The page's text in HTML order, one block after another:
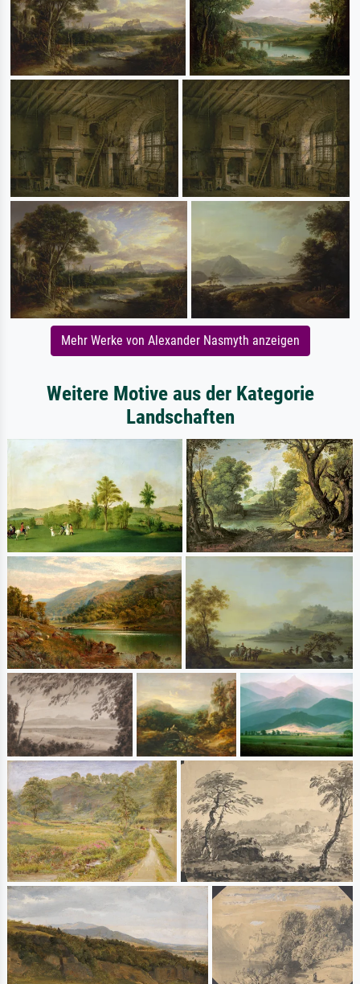
Mehr Werke von Alexander Nasmyth anzeigen
Weitere Motive aus der Kategorie
Landschaften